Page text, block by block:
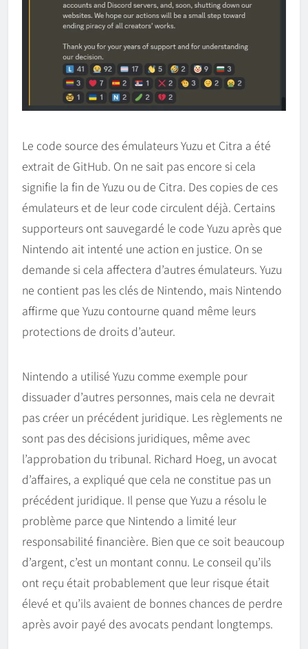
Le code source des émulateurs Yuzu et Citra a été
extrait de GitHub. On ne sait pas encore si cela
signifie la fin de Yuzu ou de Citra. Des copies de ces
émulateurs et de leur code circulent déjà. Certains
supporteurs ont sauvegardé le code Yuzu après que
Nintendo ait intenté une action en justice. On se
demande si cela affectera d’autres émulateurs. Yuzu
ne contient pas les clés de Nintendo, mais Nintendo
affirme que Yuzu contourne quand même leurs
protections de droits d’auteur.
Nintendo a utilisé Yuzu comme exemple pour
dissuader d’autres personnes, mais cela ne devrait
pas créer un précédent juridique. Les règlements ne
sont pas des décisions juridiques, même avec
l’approbation du tribunal. Richard Hoeg, un avocat
d’affaires, a expliqué que cela ne constitue pas un
précédent juridique. Il pense que Yuzu a résolu le
problème parce que Nintendo a limité leur
responsabilité financière. Bien que ce soit beaucoup
d’argent, c’est un montant connu. Le conseil qu’ils
ont reçu était probablement que leur risque était
élevé et qu’ils avaient de bonnes chances de perdre
après avoir payé des avocats pendant longtemps.